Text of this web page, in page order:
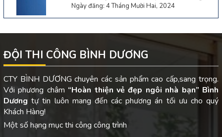
Ngày đăng: 4 Tháng Mười Hai, 2024
ĐỘI THI CÔNG BÌNH DƯƠNG
CTY BÌNH DƯƠNG chuyên các sản phẩm cao cấp,sang trọng.
Với phương châm “Hoàn thiện vẻ đẹp ngôi nhà bạn” Bình
Dươngtự tin luôn mang đến các phương án tối ưu cho quý
Khách Hàng!
Một số hạng mục thi công công trình